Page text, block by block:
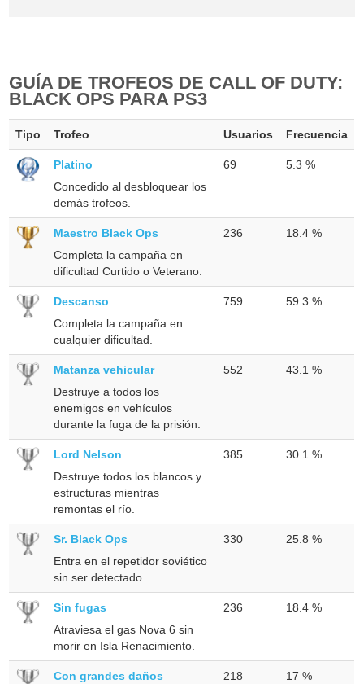
GUÍA DE TROFEOS DE CALL OF DUTY:
BLACK OPS PARA PS3
Tipo Trofeo Usuarios Frecuencia
Platino
Concedido al desbloquear los
demás trofeos.
69 5.3 %
Maestro Black Ops
Completa la campaña en
dificultad Curtido o Veterano.
236 18.4 %
Descanso
Completa la campaña en
cualquier dificultad.
759 59.3 %
Matanza vehicular
Destruye a todos los
enemigos en vehículos
durante la fuga de la prisión.
552 43.1 %
Lord Nelson
Destruye todos los blancos y
estructuras mientras
remontas el río.
385 30.1 %
Sr. Black Ops
Entra en el repetidor soviético
sin ser detectado.
330 25.8 %
Sin fugas
Atraviesa el gas Nova 6 sin
morir en Isla Renacimiento.
236 18.4 %
Con grandes daños
218 17 %